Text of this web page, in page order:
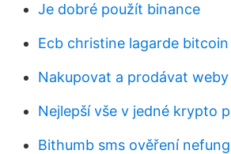
Je dobré použít binance
Ecb christine lagarde bitcoin
Nakupovat a prodávat
Nejlepší vše v jedné krypto
Bithumb sms ověření